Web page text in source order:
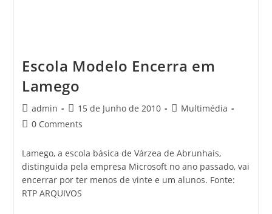
Escola Modelo Encerra em
Lamego
Post
author:
admin
Post
published:
15 de Junho de 2010
PostMultimédia
Post0 Comments
Lamego, a escola básica de Várzea de Abrunhais,
distinguida pela empresa Microsoft no ano passado, vai
encerrar por ter menos de vinte e um alunos. Fonte:
RTP ARQUIVOS